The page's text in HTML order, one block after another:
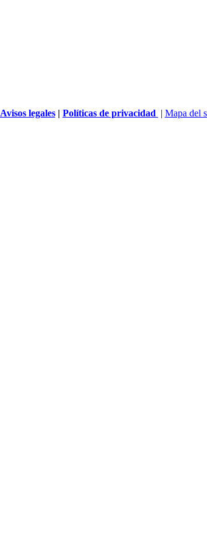
Avisos legales| Políticas de privacidad | Mapa del